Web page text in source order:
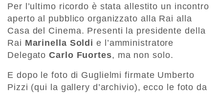
Per l’ultimo ricordo è stata allestito un incontro
aperto al pubblico organizzato alla Rai alla
Casa del Cinema. Presenti la presidente della
Rai Marinella Soldi e l’amministratore
DelegatoCarlo Fuortes, ma non solo.
E dopo le foto di Guglielmi firmate Umberto
Pizzi (qui la gallery d’archivio), ecco le foto da